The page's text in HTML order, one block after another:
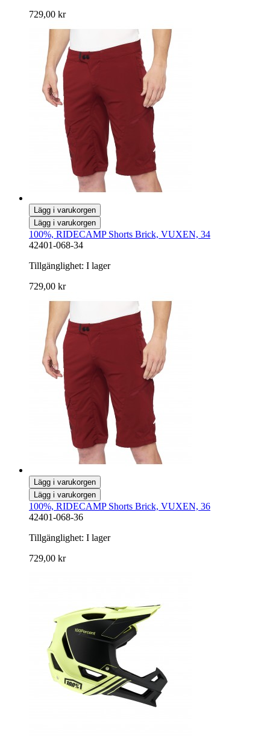
729,00 kr
Lägg i varukorgen
Lägg i varukorgen
100%, RIDECAMP Shorts Brick, VUXEN, 34
42401-068-34
Tillgänglighet: I lager
729,00 kr
Lägg i varukorgen
Lägg i varukorgen
100%, RIDECAMP Shorts Brick, VUXEN, 36
42401-068-36
Tillgänglighet: I lager
729,00 kr